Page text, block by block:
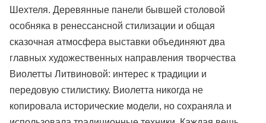
Шехтеля. Деревянные панели бывшей столовой
особняка в ренессансной стилизации и общая
сказочная атмосфера выставки объединяют два
главных художественных направления творчества
Виолетты Литвиновой: интерес к традиции и
передовую стилистику. Виолетта никогда не
копировала исторические модели, но сохраняла и